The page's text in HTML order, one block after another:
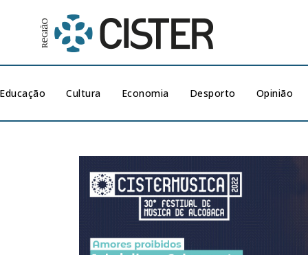
Educação Cultura Economia Desporto Opinião